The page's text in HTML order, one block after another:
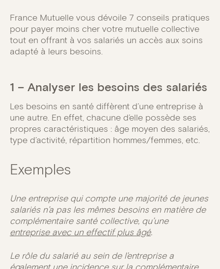
France Mutuelle vous dévoile 7 conseils pratiques
pour payer moins cher votre mutuelle collective
tout en offrant à vos salariés un accès aux soins
adapté à leurs besoins.
1 – Analyser les besoins des salariés
Les besoins en santé diffèrent d’une entreprise à
une autre. En effet, chacune d’elle possède ses
propres caractéristiques : âge moyen des salariés,
type d’activité, répartition hommes/femmes, etc.
Exemples
Une entreprise qui compte une majorité de jeunes
salariés n’a pas les mêmes besoins en matière de
complémentaire santé collective, qu’une
entreprise avec un effectif plus âgé.
Le rôle du salarié au sein de l’entreprise a